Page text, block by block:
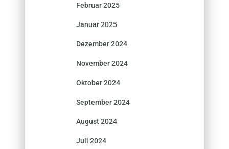
Februar 2025
Januar 2025
Dezember 2024
November 2024
Oktober 2024
September 2024
August 2024
Juli 2024